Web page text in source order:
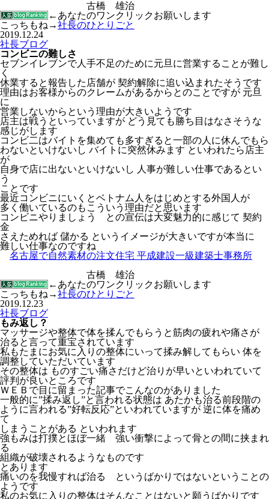
古橋 雄治
←あなたのワンクリックお願いします
こっちもね→社長のひとりごと
2019.12.24
社長ブログ
コンビニの難しさ
セブンイレブンで人手不足のために元旦に営業することが難し
く
休業すると報告した店舗が 契約解除に追い込まれたそうです
理由はお客様からのクレームがあるからとのことですが 元旦
に
営業しないからという理由が大きいようです
店主は戦うといっていますが どう見ても勝ち目はなさそうな
感じがします
コンビ二はバイトを集めても多すぎると一部の人に休んでもら
わないといけないし バイトに突然休みます といわれたら店主
が
自身で店に出ないといけないし 人事が難しい仕事であるとい
う
ことです
最近コンビニにいくとベトナム人をはじめとする外国人が
多く働いているのもこういう理由だと思います
コンビニやりましょう との宣伝は大変魅力的に感じて 契約
金
さえためれば 儲かる というイメージが大きいですが本当に
難しい仕事なのですね
名古屋で自然素材の注文住宅 平成建設一級建築士事務所
古橋 雄治
←あなたのワンクリックお願いします
こっちもね→社長のひとりごと
2019.12.23
社長ブログ
もみ返し？
マッサージや整体で体を揉んでもらうと筋肉の疲れや痛さが
治ると言って重宝されています
私もたまにお気に入りの整体にいって揉み解してもらい 体を
調整していただいています
その整体は ものすごい痛さだけど治りが早いといわれていて
評判が良いところです
ＷＥＢで目に留まった記事でこんなのがありました
一般的に”揉み返し”と言われる状態は あたかも治る前段階の
ように言われる”好転反応”といわれていますが 逆に体を痛め
て
しまうことがある といわれます
強もみは打撲とほぼ一緒 強い衝撃によって骨との間に挟まれ
る
組織が破壊されるようなものです
とあります
痛いのを我慢すれば治る というばかりではないということの
ようです
私のお気に入りの整体はそんなことはないと願うばかりです